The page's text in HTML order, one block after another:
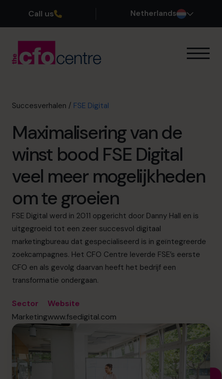
Call us Netherlands
Onze CFOs
Over ons
Word lid van ons team
Plan een kennismakingsgesprek
035 3333 555
info.nl@cfocentre.com
Succesverhalen / FSE Digital
Maximalisering van de
winst bood FSE Digital
veel meer mogelijkheden
om te groeien
FSE Digital werd in 2011 opgericht door Danny Hall en is
uitgegroeid tot een zeer succesvol digitaal
marketingbureau dat gespecialiseerd is in geïntegreerde
zoekcampagnes. Het CFO Centre leverde FSE’s eerste
CFO en als gevolg daarvan heeft het bedrijf een
transformatie ondergaan.
Sector
Marketing
Website
www.fsedigital.com